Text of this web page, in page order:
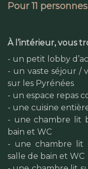
Pour 11
À l’intérieur, vous
- un petit lobby
- un vaste séjour /
sur les Pyrénées
- un espace repas
- une cuisine
- une chambre lit
bain et WC
- une chambre lit
salle de bain et WC